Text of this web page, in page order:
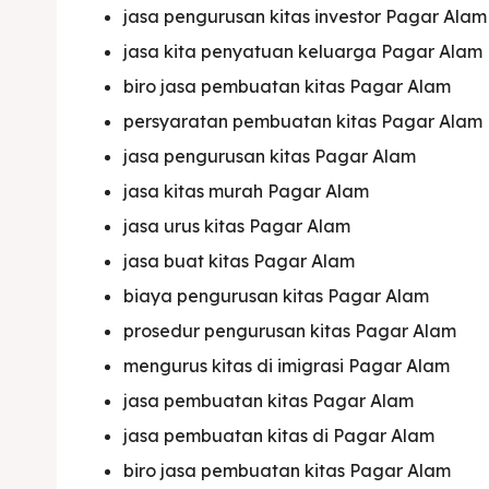
Imta
Imta
jasa pengurusan kitas investor Pagar Alam
jasa kita penyatuan keluarga Pagar Alam
biro jasa pembuatan kitas Pagar Alam
persyaratan pembuatan kitas Pagar Alam
jasa pengurusan kitas Pagar Alam
jasa kitas murah Pagar Alam
jasa urus kitas Pagar Alam
jasa buat kitas Pagar Alam
biaya pengurusan kitas Pagar Alam
prosedur pengurusan kitas Pagar Alam
mengurus kitas di imigrasi Pagar Alam
jasa pembuatan kitas Pagar Alam
jasa pembuatan kitas di Pagar Alam
biro jasa pembuatan kitas Pagar Alam